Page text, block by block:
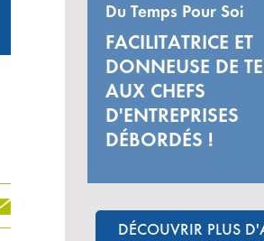
Du Temps Pour Soi
FACILITATRICE ET
DONNEUSE DE
AUX CHEFS
D'ENTREPRISES
DÉBORDÉS !
DÉCOUVRIR PLUS